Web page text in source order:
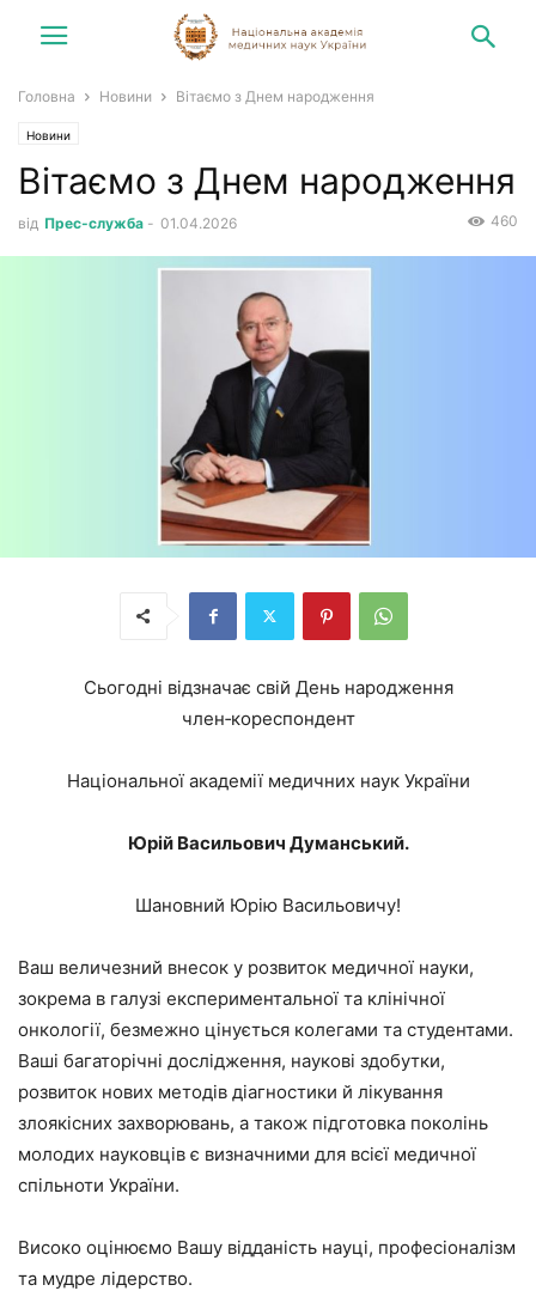
Головна Новини Вітаємо з Днем народження
Новини
Вітаємо з Днем народження
від Прес-служба - 01.04.2026 460
Сьогодні відзначає свій День народження
член‑кореспондент
Національної академії медичних наук України
Юрій Васильович Думанський.
Шановний Юрію Васильовичу!
Ваш величезний внесок у розвиток медичної науки,
зокрема в галузі експериментальної та клінічної
онкології, безмежно цінується колегами та студентами.
Ваші багаторічні дослідження, наукові здобутки,
розвиток нових методів діагностики й лікування
злоякісних захворювань, а також підготовка поколінь
молодих науковців є визначними для всієї медичної
спільноти України.
Високо оцінюємо Вашу відданість науці, професіоналізм
та мудре лідерство.